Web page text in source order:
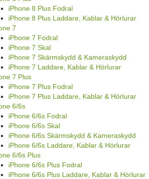
iPhone 8 Plus Fodral
iPhone 8 Plus Laddare, Kablar & Hörlurar
7
iPhone 7 Fodral
iPhone 7 Skal
iPhone 7 Skärmskydd & Kameraskydd
iPhone 7 Laddare, Kablar & Hörlurar
7 Plus
iPhone 7 Plus Fodral
iPhone 7 Plus Laddare, Kablar & Hörlurar
6/6s
iPhone 6/6s Fodral
iPhone 6/6s Skal
iPhone 6/6s Skärmskydd & Kameraskydd
iPhone 6/6s Laddare, Kablar & Hörlurar
6/6s Plus
iPhone 6/6s Plus Fodral
iPhone 6/6s Plus Laddare, Kablar & Hörlurar